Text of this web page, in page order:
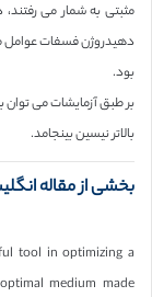
مثبتی به شمار می رفتند،
دهیدروژن فسفات عوامل
بود.
بر طبق آزمایشات می توان
بالاتر نیسین بینجامد.
بخشی از مقاله
tool in optimizing a
medium made